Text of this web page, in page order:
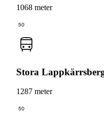
1068 meter
50
Stora
1287 meter
50